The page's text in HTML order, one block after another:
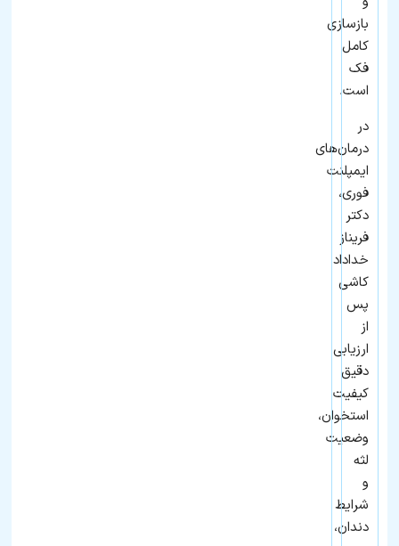
بازسازی
کامل
فک
است.
در
درمان‌های
ایمپلنت
فوری،
دکتر
فریناز
خداداد
کاشی
پس
از
ارزیابی
دقیق
کیفیت
استخوان،
وضعیت
لثه
و
شرایط
دندان،